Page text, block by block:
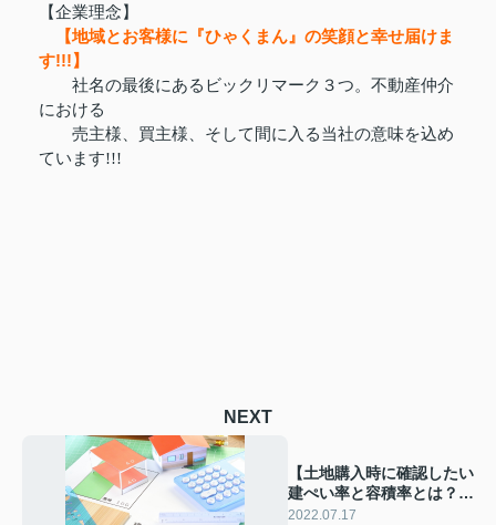
【企業理念】
【地域とお客様に『ひゃくまん』の笑顔と幸せ届けま
す!!!】
社名の最後にあるビックリマーク３つ。不動産仲介
における
売主様、買主様、そして間に入る当社の意味を込め
ています!!!
NEXT
【土地購入時に確認したい
建ぺい率と容積率とは？緩
和条件も解説！】
2022.07.17